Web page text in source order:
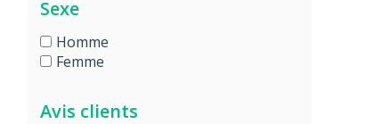
Sexe
Homme
Femme
Avis clients